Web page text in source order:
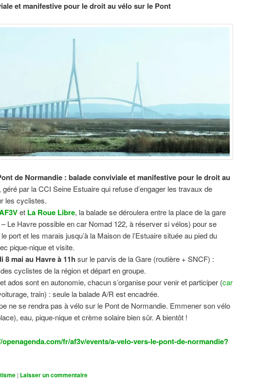
et manifestive pour le droit au vélo sur le Pont
de Normandie : balade conviviale et manifestivepour le droit au
géré par la CCI Seine Estuaire qui refuse d’engager les travaux de
les cyclistes.
et La Roue Libre, la balade se déroulera entre la place de la gare
Le Havre possible en car Nomad 122, à réserver si vélos) pour se
port et les marais jusqu’à la Maison de l’Estuaire située au pied du
pique-nique et visite.
8 mai au Havre à 11h sur le parvis de la Gare (routière + SNCF) :
cyclistes de la région et départ en groupe.
ados sont en autonomie, chacun s’organise pour venir et participer (car
train) : seule la balade A/R est encadrée.
ne se rendra pas à vélo sur le Pont de Normandie. Emmener son vélo
eau, pique-nique et crème solaire bien sûr. A bientôt !
fr/af3v/events/a-velo-vers-le-pont-de-normandie?
| Laisser un commentaire